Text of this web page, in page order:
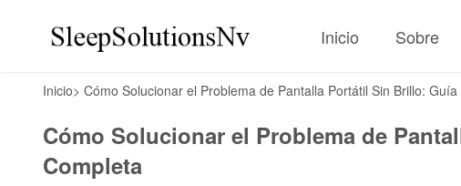
Inicio Sobre
Inicio> Cómo Solucionar el Problema de Pantalla Portátil Sin Brillo:
Cómo Solucionar el Problema de
Completa